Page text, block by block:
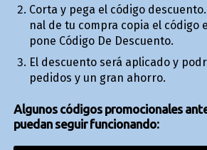
Corta y pega el código
final de tu compra copia el código
pone Código De Descuento.
El descuento será aplicado y
pedidos y un gran ahorro.
Algunos códigos promocionales
puedan seguir funcionando: